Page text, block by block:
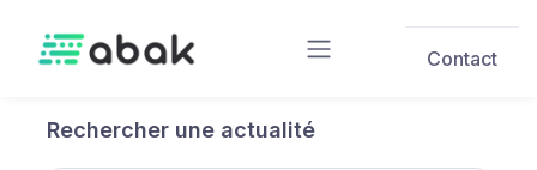
Contact
Rechercher une actualité